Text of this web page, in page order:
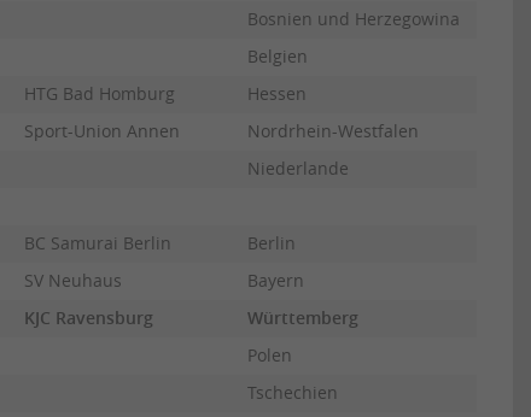
Bosnien und Herzegowina
Belgien
HTG Bad Homburg
Hessen
Sport-Union Annen
Nordrhein-Westfalen
Niederlande
BC Samurai Berlin
Berlin
SV Neuhaus
Bayern
KJC Ravensburg
Württemberg
Polen
Tschechien